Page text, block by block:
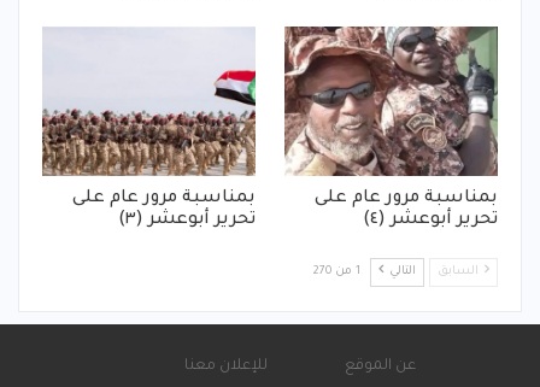
بمناسبة مرور عام على
تحرير أبوعشر (٤)
بمناسبة مرور عام على
تحرير أبوعشر (٣)
السابق التالي 1 من 270
عن الموقع للإعلان معنا